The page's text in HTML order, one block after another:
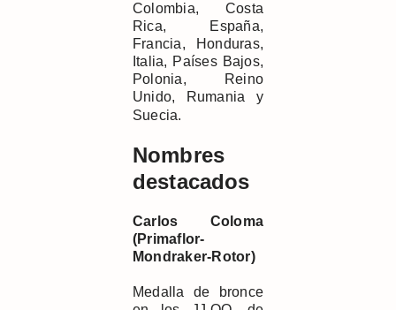
Colombia, Costa
Rica, España,
Francia, Honduras,
Italia, Países Bajos,
Polonia, Reino
Unido, Rumania y
Suecia.
Nombres
destacados
Carlos Coloma
(Primaflor-
Mondraker-Rotor)
Medalla de bronce